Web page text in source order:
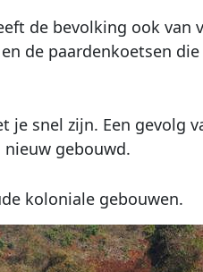
de bevolking ook
de paardenkoetsen
je snel zijn. Een
gebouwd.
koloniale gebouwen.